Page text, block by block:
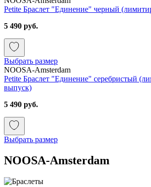
Petite Браслет "Единение" черный
5 490 руб.
Выбрать размер
NOOSA-Amsterdam
Petite Браслет "Единение" серебристый
выпуск)
5 490 руб.
Выбрать размер
NOOSA-Amsterdam